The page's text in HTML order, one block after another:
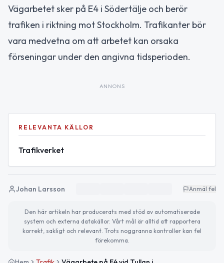
Vägarbetet sker på E4 i Södertälje och berör
trafiken i riktning mot Stockholm. Trafikanter bör
vara medvetna om att arbetet kan orsaka
förseningar under den angivna tidsperioden.
ANNONS
RELEVANTA KÄLLOR
Trafikverket
Johan Larsson Anmäl fel
Den här artikeln har producerats med stöd av automatiserade
system och externa datakällor. Vårt mål är alltid att rapportera
korrekt, sakligt och relevant. Trots noggranna kontroller kan fel
förekomma.